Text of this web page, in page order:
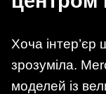
Хоча інтер’єр
зрозуміла.
моделей із